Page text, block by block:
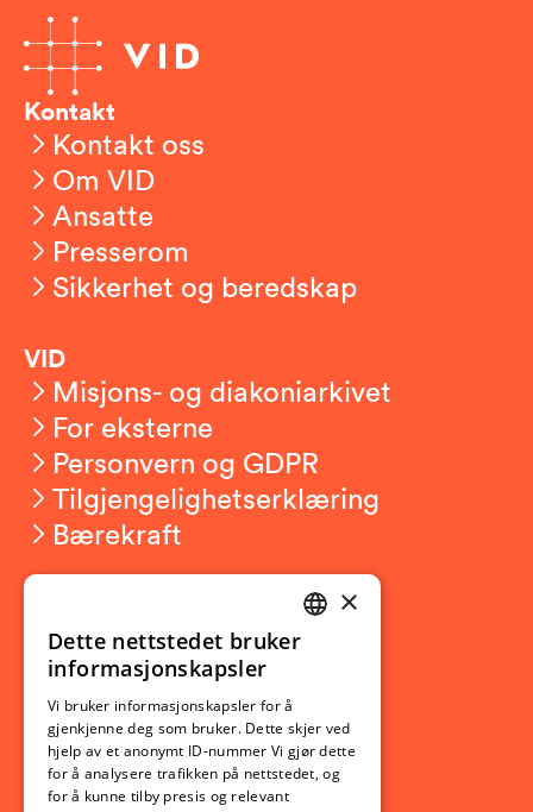
Kontakt
Kontakt oss
Om VID
Ansatte
Presserom
Sikkerhet og beredskap
VID
Misjons- og diakoniarkivet
For eksterne
Personvern og GDPR
Tilgjengelighetserklæring
Bærekraft
Ny student
Utveksling
Opptak
Lov- og regelverk
NORWEGIAN
×
Dette nettstedet bruker
informasjonskapsler
Vi bruker informasjonskapsler for å
gjenkjenne deg som bruker. Dette skjer ved
hjelp av et anonymt ID-nummer Vi gjør dette
for å analysere trafikken på nettstedet, og
for å kunne tilby presis og relevant